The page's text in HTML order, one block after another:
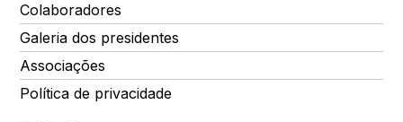
Colaboradores
Galeria dos presidentes
Associações
Política de privacidade